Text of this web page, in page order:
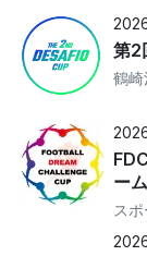
第2
鶴崎
ー
ス